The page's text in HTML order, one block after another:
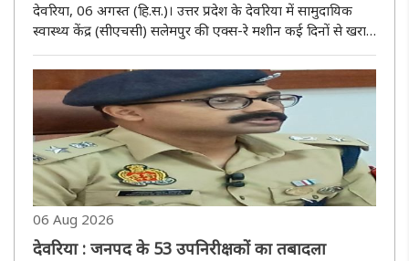
देवरिया, 06 अगस्त (हि.स.)। उत्तर प्रदेश के देवरिया में सामुदायिक
स्वास्थ्य केंद्र (सीएचसी) सलेमपुर की एक्स-रे मशीन कई दिनों से खराब
है। इसके चलते मरीजों को काफी परेशानी का सामना करना पड़ रहा है
और उन्हें निजी केंद्रों पर एक्स-रे कराने के लिए अतिरिक..
06 Aug 2026
देवरिया : जनपद के 53 उपनिरीक्षकों का तबादला